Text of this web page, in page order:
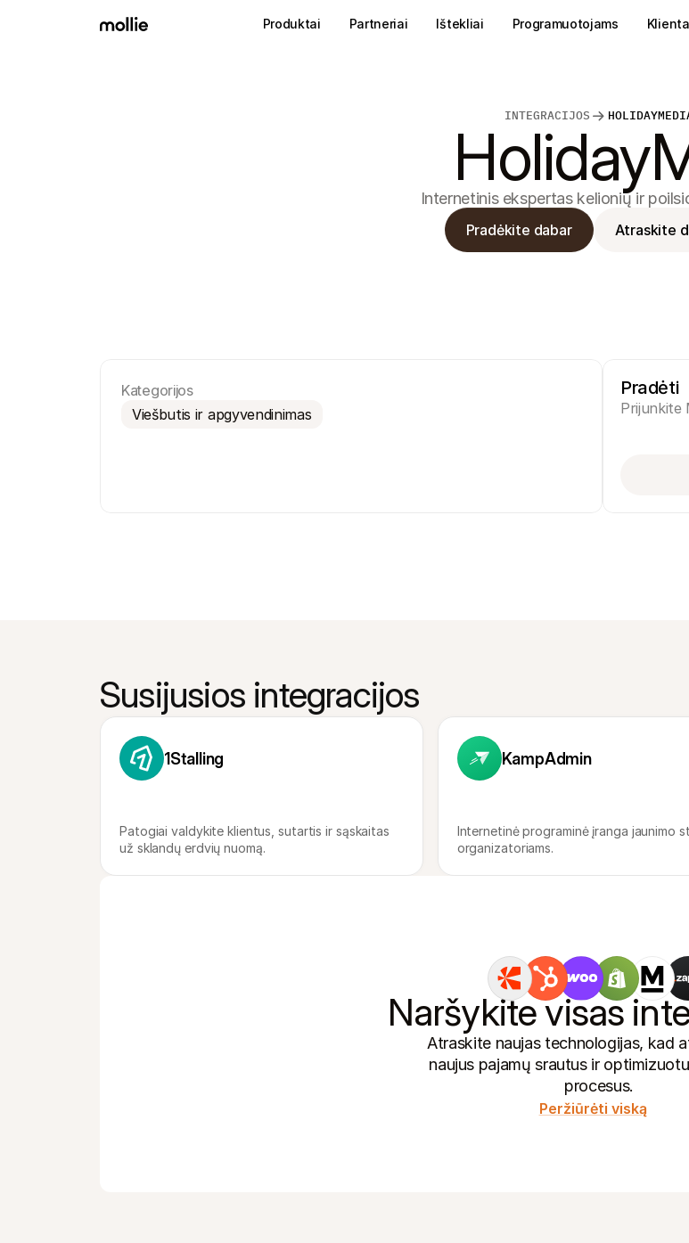
INTEGRACIJOS
Internetinis ekspertas kelionių ir
Pradėkite dabar Atraskite
Kategorijos
Viešbutis ir apgyvendinimas
Pradėti
Prijunkite
Susijusios integracijos
1Stalling
Patogiai valdykite klientus, sutartis ir sąskaitas
už sklandų erdvių nuomą.
KampAdmin
Internetinė programinė įranga jaunimo
organizatoriams.
Naršykite visas
Atraskite naujas technologijas, kad
naujus pajamų srautus ir
procesus.
Peržiūrėti viską
Produktai Partneriai Ištekliai Programuotojams